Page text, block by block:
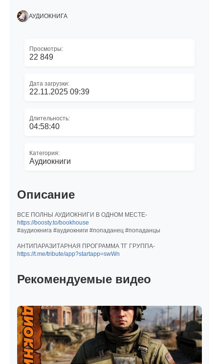
АУДИОКНИГА
Просмотры:
22 849
Дата загрузки:
22.11.2025 09:39
Длительность:
04:58:40
Категория:
Аудиокниги
Описание
ВСЕ ПОЛНЫ АУДИОКНИГИ В ОДНОМ МЕСТЕ-
https://boosty.to/bookhouse
#аудиокнига #аудиокниги #попаданец #попаданцы
АНТИПАРАЗИТАРНАЯ ПРОГРАММА ТГ ГРУППА-
https://t.me/tribute/app?startapp=swWn
Рекомендуемые видео